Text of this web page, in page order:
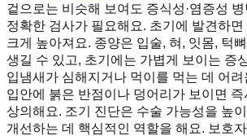
겉으로는 비슷해 보여도 증식성·염증성
정확한 검사가 필요해요. 초기에 발견하면
크게 높아져요. 종양은 입술, 혀, 잇몸, 턱
생길 수 있고, 초기에는 가볍게 보이는 증
입냄새가 심해지거나 먹이를 먹는 데 어
입안에 붉은 반점이나 덩어리가 보이면
상의해요. 조기 진단은 수술 가능성을 높
개선하는 데 핵심적인 역할을 해요. 보호